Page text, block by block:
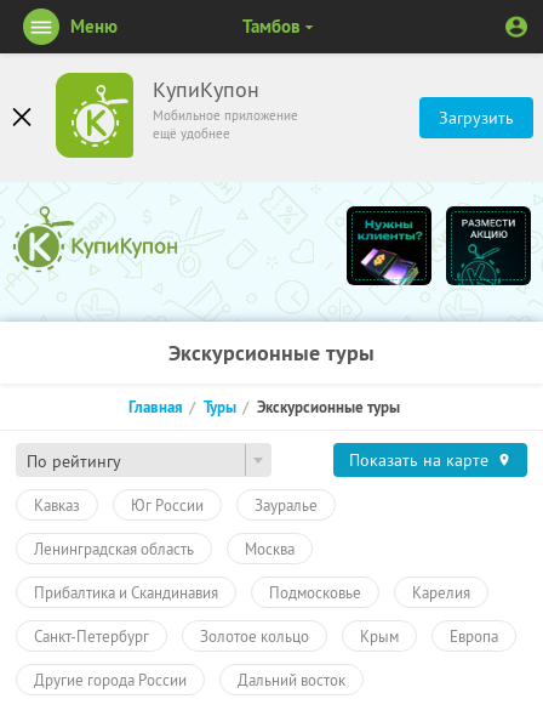
КупиКупон
Мобильное приложение
ещё удобнее
Загрузить
Меню Тамбов
Экскурсионные туры
По рейтингу
Главная Туры Экскурсионные туры
Показать на карте
Кавказ Юг России Зауралье
Ленинградская область Москва
Прибалтика и Скандинавия Подмосковье Карелия
Санкт-Петербург Золотое кольцо Крым Европа
Другие города России Дальний восток